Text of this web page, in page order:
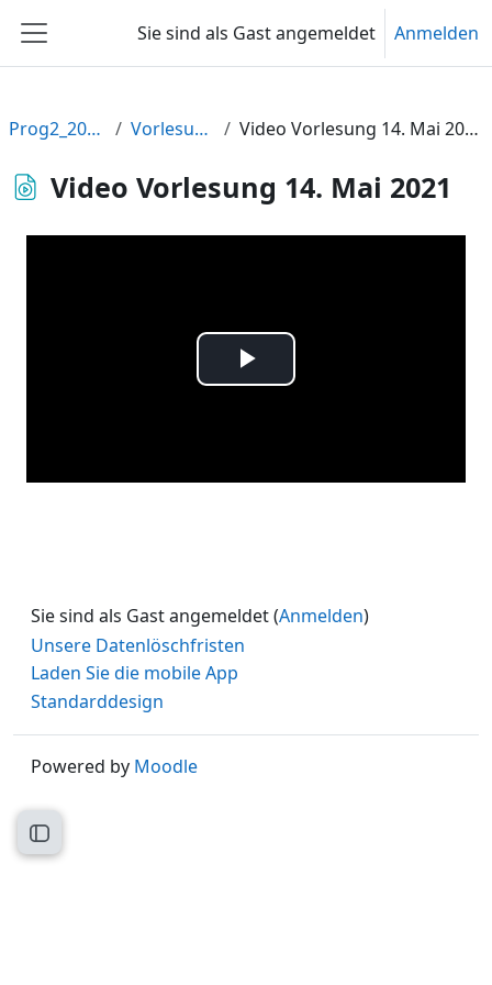
Website-Übersicht
Sie sind als Gast angemeldet Anmelden
Kursindex öffnen
Prog2_2021 Vorlesung Video Vorlesung 14. Mai 2021
Video Vorlesung 14. Mai 2021
Video
Sie sind als Gast angemeldet (Anmelden)
Unsere Datenlöschfristen
Laden Sie die mobile App
Standarddesign
Powered by Moodle